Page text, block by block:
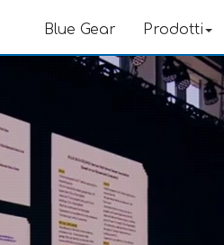
Blue Gear Prodotti